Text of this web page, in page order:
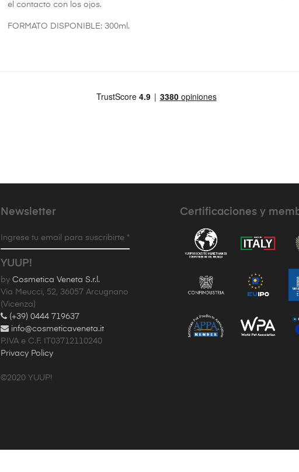
el contacto con los ojos.
FORMATO DISPONIBLE: 300ml.
Newsletter
Ingrese tu email para suscribirte *
YUUP!
by Cosmetica Veneta S.r.l.
Via Meucci, 52, 36057 Arcugnano
(Vicenza)
(+39) 0444 719637
info@cosmeticaveneta.it
P.IVA e C.F. IT03712110240
Privacy Policy
©2020 YUUP!
Certificaciones y